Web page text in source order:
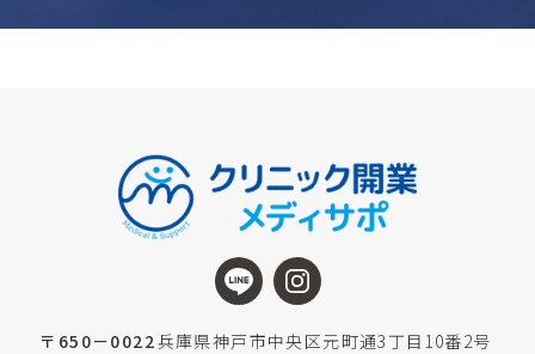
〒650－0022兵庫県神戸市中央区元町通3丁目10番2号